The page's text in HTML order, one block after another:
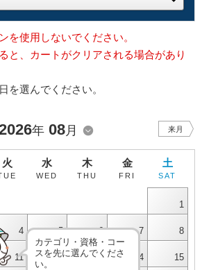
を使用しないでください。
と、カートがクリアされる場合があり
を選んでください。
年 08月 来月
火 水
WED
木
THU
金
FRI
土
SAT
1
4 5 6 7 8
11 12 13 14 15
カテゴリ・資格・コー
スを先に選んでくださ
い。